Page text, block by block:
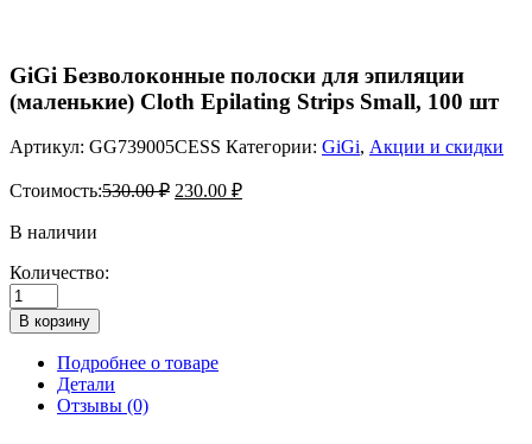
GiGi Безволоконные полоски для эпиляции
(маленькие) Cloth Epilating Strips Small, 100 шт
Артикул: GG739005CESS Категории: GiGi, Акции и скидки
Стоимость:530.00₽ 230.00 ₽
В наличии
Количество:
Количество
товара
GiGi
Безволоконные
полоски
эпиляции
В корзину
Подробнее о товаре
Детали
Отзывы (0)